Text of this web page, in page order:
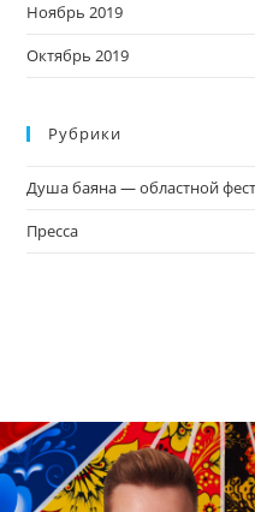
Ноябрь 2019
Октябрь 2019
Рубрики
Душа баяна — областной
Пресса